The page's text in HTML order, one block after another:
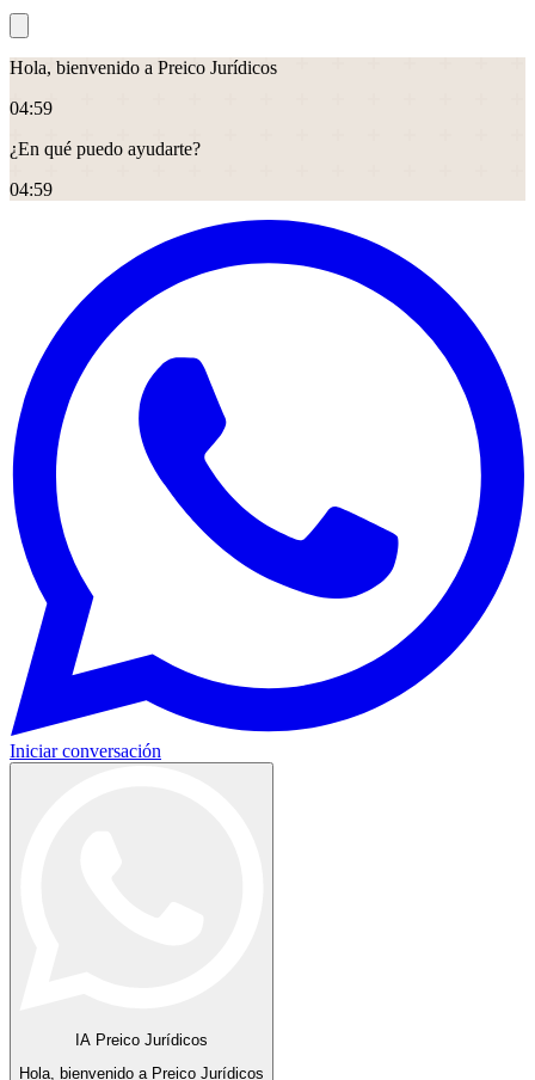
Hola, bienvenido a Preico Jurídicos
04:59
¿En qué puedo ayudarte?
04:59
Iniciar conversación
IA Preico Jurídicos
Hola, bienvenido a Preico Jurídicos